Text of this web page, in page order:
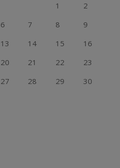
1
2
6 7 8
9
13 14 15
16
20 21 22
23
27 28 29
30